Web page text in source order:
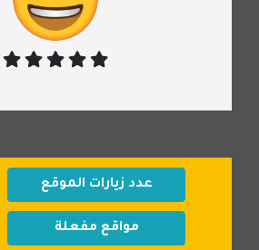
عدد زيارات الموقع
مواقع مفعلة